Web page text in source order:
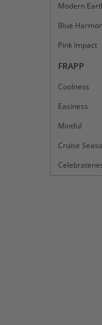
Modern
Blue
Pink Impact
FRAPP
Coolness
Easiness
Mintful
Cruise